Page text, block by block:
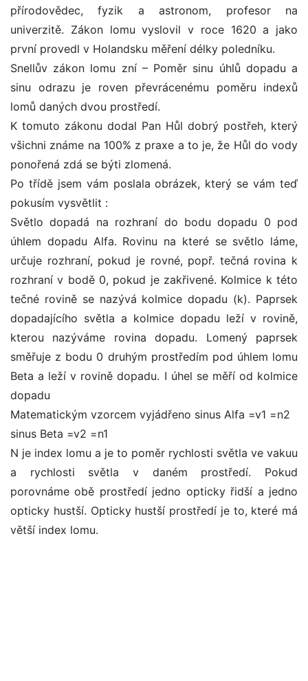
přírodovědec, fyzik a astronom, profesor na
univerzitě. Zákon lomu vyslovil v roce 1620 a jako
první provedl v Holandsku měření délky poledníku.
Snellův zákon lomu zní – Poměr sinu úhlů dopadu a
sinu odrazu je roven převrácenému poměru indexů
lomů daných dvou prostředí.
K tomuto zákonu dodal Pan Hůl dobrý postřeh, který
všichni známe na 100% z praxe a to je, že Hůl do vody
ponořená zdá se býti zlomená.
Po třídě jsem vám poslala obrázek, který se vám teď
pokusím vysvětlit :
Světlo dopadá na rozhraní do bodu dopadu 0 pod
úhlem dopadu Alfa. Rovinu na které se světlo láme,
určuje rozhraní, pokud je rovné, popř. tečná rovina k
rozhraní v bodě 0, pokud je zakřivené. Kolmice k této
tečné rovině se nazývá kolmice dopadu (k). Paprsek
dopadajícího světla a kolmice dopadu leží v rovině,
kterou nazýváme rovina dopadu. Lomený paprsek
směřuje z bodu 0 druhým prostředím pod úhlem lomu
Beta a leží v rovině dopadu. I úhel se měří od kolmice
dopadu
Matematickým vzorcem vyjádřeno sinus Alfa =v1 =n2
sinus Beta =v2 =n1
N je index lomu a je to poměr rychlosti světla ve vakuu
a rychlosti světla v daném prostředí. Pokud
porovnáme obě prostředí jedno opticky řidší a jedno
opticky hustší. Opticky hustší prostředí je to, které má
větší index lomu.